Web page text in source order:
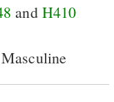
and H410